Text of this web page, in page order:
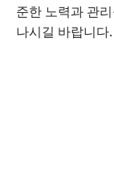
준한 노력과 관
나시길 바랍니다.